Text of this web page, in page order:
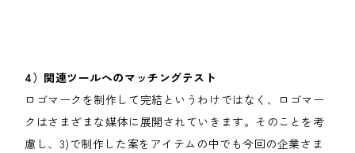
4）関連ツールへのマッチングテスト
ロゴマークを制作して完結というわけではなく、ロゴマー
クはさまざまな媒体に展開されていきます。そのことを考
慮し、3)で制作した案をアイテムの中でも今回の企業さま